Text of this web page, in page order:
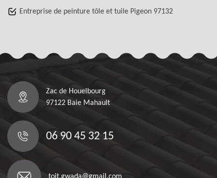
Entreprise de peinture tôle et tuile Pigeon 97132
Zac de Houelbourg
97122 Baie Mahault
06 90 45 32 15